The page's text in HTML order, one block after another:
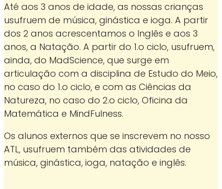
Até aos 3 anos de idade, as nossas crianças
usufruem de música, ginástica e ioga. A partir
dos 2 anos acrescentamos o Inglês e aos 3
anos, a Natação. A partir do 1.o ciclo, usufruem,
ainda, do MadScience, que surge em
articulação com a disciplina de Estudo do Meio,
no caso do 1.o ciclo, e com as Ciências da
Natureza, no caso do 2.o ciclo, Oficina da
Matemática e MindFulness.
Os alunos externos que se inscrevem no nosso
ATL, usufruem também das atividades de
música, ginástica, ioga, natação e inglês.